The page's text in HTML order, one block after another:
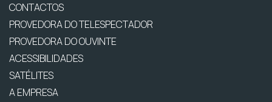
CONTACTOS
PROVEDORA DO TELESPECTADOR
PROVEDORA DO OUVINTE
ACESSIBILIDADES
SATÉLITES
A EMPRESA